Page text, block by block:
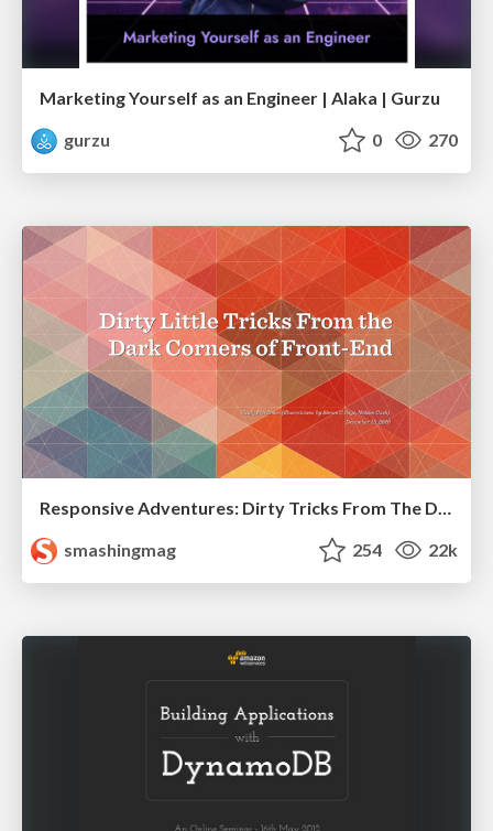
Marketing Yourself as an Engineer | Alaka | Gurzu
gurzu
0 270
Responsive Adventures: Dirty Tricks From The Dark Corners of Front-End
smashingmag
254 22k